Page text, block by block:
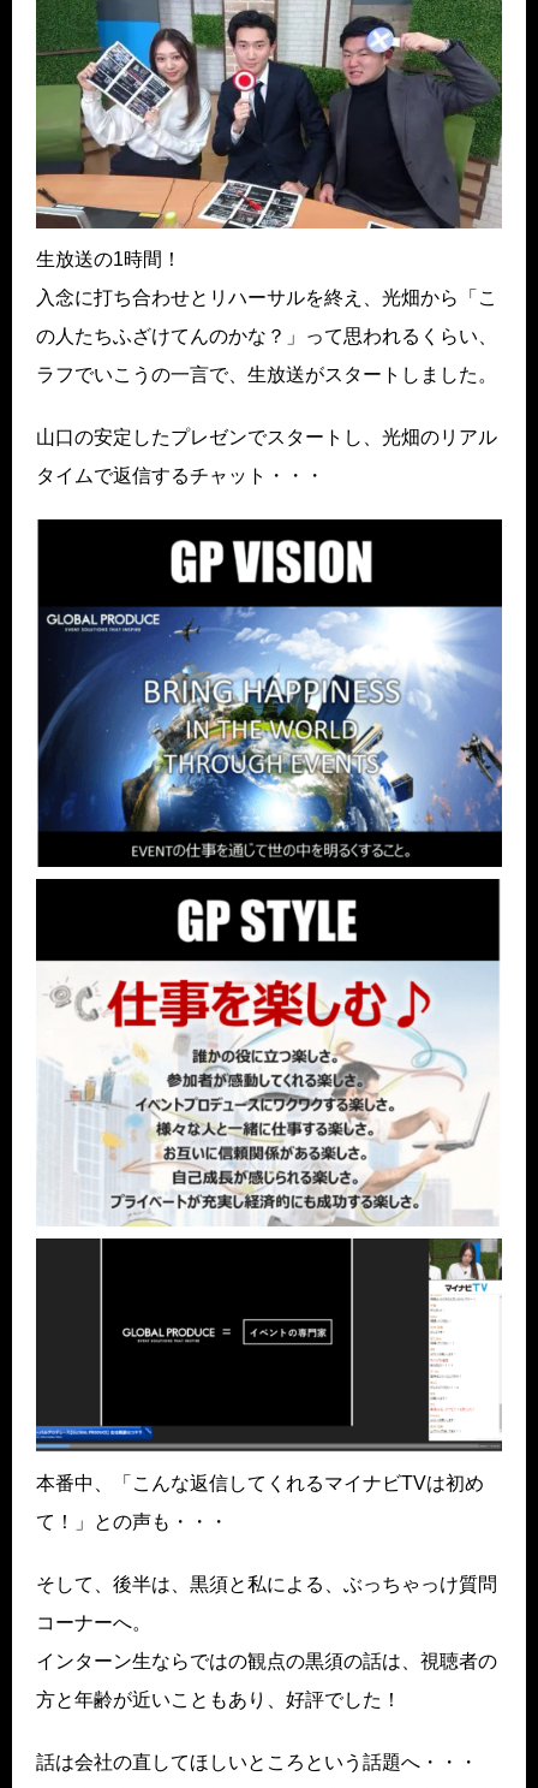
生放送の1時間！
入念に打ち合わせとリハーサルを終え、光畑から「こ
の人たちふざけてんのかな？」って思われるくらい、
ラフでいこうの一言で、生放送がスタートしました。
山口の安定したプレゼンでスタートし、光畑のリアル
タイムで返信するチャット・・・
本番中、「こんな返信してくれるマイナビTVは初め
て！」との声も・・・
そして、後半は、黒須と私による、ぶっちゃっけ質問
コーナーへ。
インターン生ならではの観点の黒須の話は、視聴者の
方と年齢が近いこともあり、好評でした！
話は会社の直してほしいところという話題へ・・・